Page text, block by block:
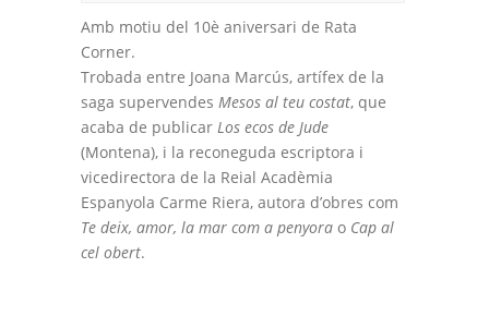
Amb motiu del 10è aniversari de Rata
Corner.
Trobada entre Joana Marcús, artífex de la
saga supervendes Mesos al teu costat, que
acaba de publicar Los ecos de Jude
(Montena), i la reconeguda escriptora i
vicedirectora de la Reial Acadèmia
Espanyola Carme Riera, autora d’obres com
Te deix, amor, la mar com a penyora o Cap al
cel obert.